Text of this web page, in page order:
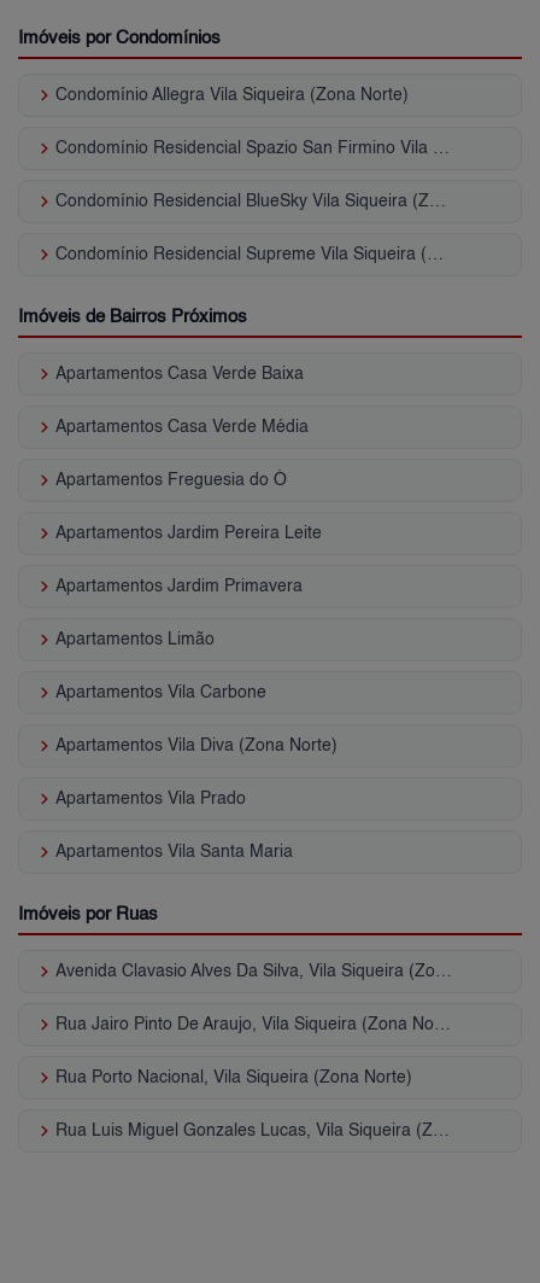
Imóveis por Condomínios
keyboard_arrow_right Condomínio Allegra Vila Siqueira (Zona Norte)
keyboard_arrow_right Condomínio Residencial Spazio San Firmino Vila Siqueira (Zona Norte)
keyboard_arrow_right Condomínio Residencial BlueSky Vila Siqueira (Zona Norte)
keyboard_arrow_right Condomínio Residencial Supreme Vila Siqueira (Zona Norte)
Imóveis de Bairros Próximos
keyboard_arrow_right Apartamentos Casa Verde Baixa
keyboard_arrow_right Apartamentos Casa Verde Média
keyboard_arrow_right Apartamentos Freguesia do Ó
keyboard_arrow_right Apartamentos Jardim Pereira Leite
keyboard_arrow_right Apartamentos Jardim Primavera
keyboard_arrow_right Apartamentos Limão
keyboard_arrow_right Apartamentos Vila Carbone
keyboard_arrow_right Apartamentos Vila Diva (Zona Norte)
keyboard_arrow_right Apartamentos Vila Prado
keyboard_arrow_right Apartamentos Vila Santa Maria
Imóveis por Ruas
keyboard_arrow_right Avenida Clavasio Alves Da Silva, Vila Siqueira (Zona Norte)
keyboard_arrow_right Rua Jairo Pinto De Araujo, Vila Siqueira (Zona Norte)
keyboard_arrow_right Rua Porto Nacional, Vila Siqueira (Zona Norte)
keyboard_arrow_right Rua Luis Miguel Gonzales Lucas, Vila Siqueira (Zona Norte)